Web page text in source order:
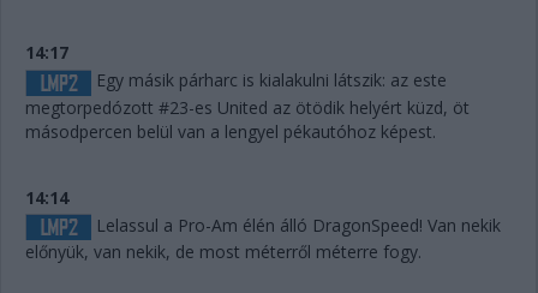
14:17
Egy másik párharc is kialakulni látszik: az este
megtorpedózott #23-es United az ötödik helyért küzd, öt
másodpercen belül van a lengyel pékautóhoz képest.
14:14
Lelassul a Pro-Am élén álló DragonSpeed! Van nekik
előnyük, van nekik, de most méterről méterre fogy.